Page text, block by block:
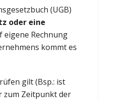
(UGB)
oder eine
eigene Rechnung
kommt es
gilt (Bsp.: ist
zum Zeitpunkt der